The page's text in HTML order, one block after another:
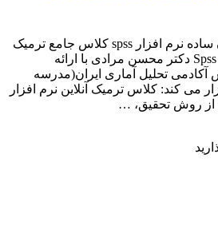
آموزش کاربردی و به زبان ساده نرم افزار spss کلاس جامع ترمیک
آنلاین مقدماتی تا پیشرفته Spss دکتر محسن مرادی با ارائه
آکادمی تحلیل آماری ایران(مدرسه
می کند: کلاس ترمیک آنلاین نرم افزار